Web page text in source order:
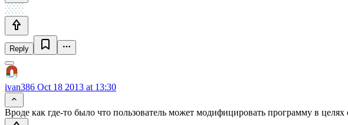
Reply
ivan386 Oct 18 2013 at 13:30
Вроде как где-то было что пользователь может модифицировать программу в целях